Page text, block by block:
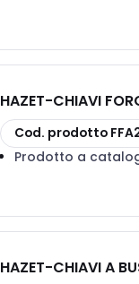
HAZET-CHIAVI
copia
Cod. prodotto
Prodotto a
HAZET-CHIAVI A